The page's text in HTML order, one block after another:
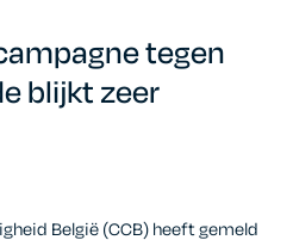
tegen
blijkt zeer
België (CCB) heeft gemeld